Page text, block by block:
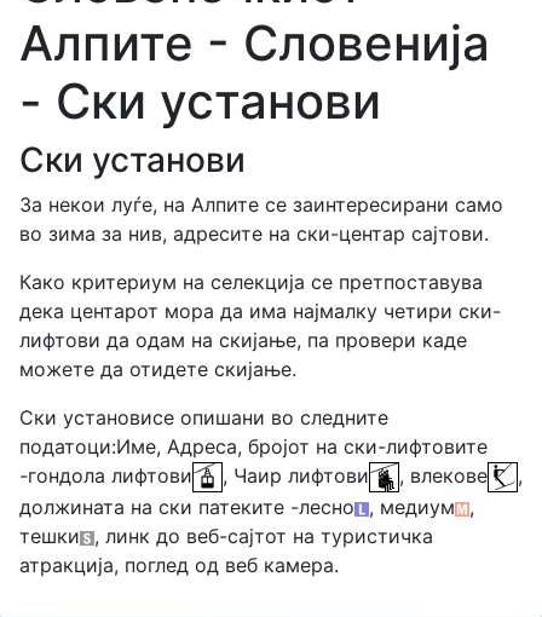
Алпите - Словенија
- Cки установи
Cки установи
За некои луѓе, на Алпите се заинтересирани само
во зима за нив, адресите на ски-центар сајтови.
Како критериум на селекција се претпоставува
дека центарот мора да има најмалку четири ски-
лифтови да одам на скијање, па провери каде
можете да отидете скијање.
Cки установисе опишани во следните
податоци:Име, Адреса, бројот на ски-лифтовите
-гондола лифтови
, Чаир лифтови , влекове
,
должината на ски патеките -лесно
, медиум
,
тешки
, линк до веб-сајтот на туристичка
атракција, поглед од веб камера.